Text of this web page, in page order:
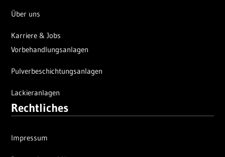
Über uns
Karriere & Jobs
Vorbehandlungsanlagen
Pulverbeschichtungsanlagen
Lackieranlagen
Rechtliches
Impressum